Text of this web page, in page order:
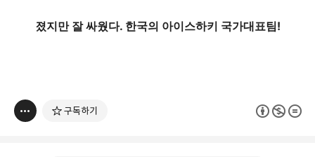
졌지만 잘 싸웠다. 한국의 아이스하키 국가대표팀!
구독하기